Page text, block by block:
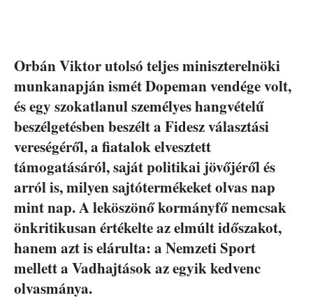
Orbán Viktor utolsó teljes miniszterelnöki
munkanapján ismét Dopeman vendége volt,
és egy szokatlanul személyes hangvételű
beszélgetésben beszélt a Fidesz választási
vereségéről, a fiatalok elvesztett
támogatásáról, saját politikai jövőjéről és
arról is, milyen sajtótermékeket olvas nap
mint nap. A leköszönő kormányfő nemcsak
önkritikusan értékelte az elmúlt időszakot,
hanem azt is elárulta: a Nemzeti Sport
mellett a Vadhajtások az egyik kedvenc
olvasmánya.